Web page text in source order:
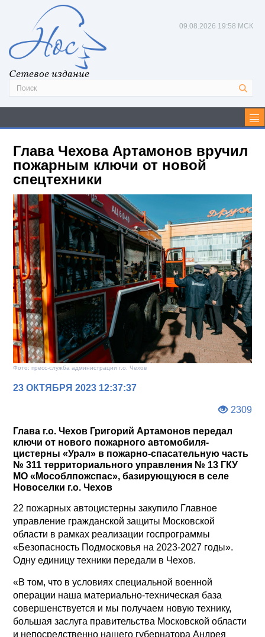
Сетевое издание
09.08.2026 19:58 МСК
Глава Чехова Артамонов вручил
пожарным ключи от новой
спецтехники
Фото: пресс-служба администрации г.о. Чехов
23 ОКТЯБРЯ 2023 12:37:37
2309
Глава г.о. Чехов Григорий Артамонов передал
ключи от нового пожарного автомобиля-
цистерны «Урал» в пожарно-спасательную часть
№ 311 территориального управления № 13 ГКУ
МО «Мособлпожспас», базирующуюся в селе
Новоселки г.о. Чехов
22 пожарных автоцистерны закупило Главное
управление гражданской защиты Московской
области в рамках реализации госпрограммы
«Безопасность Подмосковья на 2023-2027 годы».
Одну единицу техники передали в Чехов.
«В том, что в условиях специальной военной
операции наша материально-техническая база
совершенствуется и мы получаем новую технику,
большая заслуга правительства Московской области
и непосредственно нашего губернатора Андрея